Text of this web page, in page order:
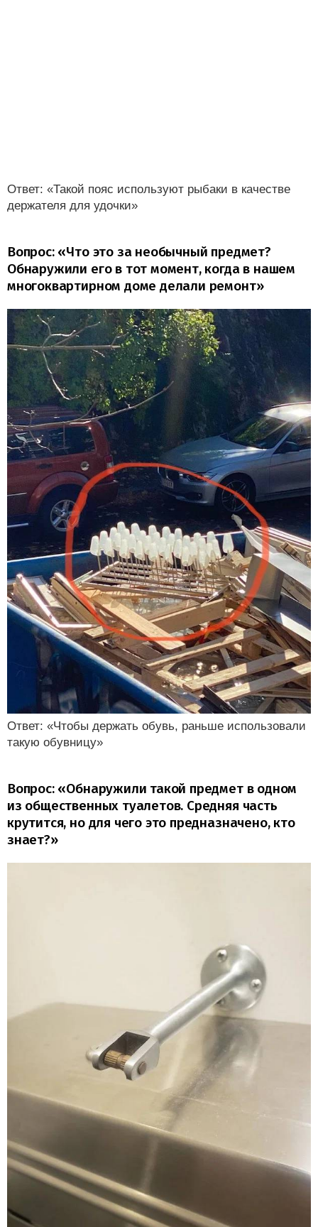
Ответ: «Такой пояс используют рыбаки в качестве
держателя для удочки»
Вопрос: «Что это за необычный предмет?
Обнаружили его в тот момент, когда в нашем
многоквартирном доме делали ремонт»
Ответ: «Чтобы держать обувь, раньше использовали
такую обувницу»
Вопрос: «Обнаружили такой предмет в одном
из общественных туалетов. Средняя часть
крутится, но для чего это предназначено, кто
знает?»